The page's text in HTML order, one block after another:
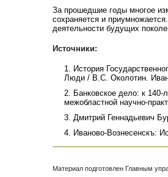
За прошедшие годы многое
сохраняется и
деятельности будущих
Источники:
1. История
Люди / В.С. Околотин.
2. Банковское дело: к
межобластной научно-
3. Дмитрий Геннадьевич
4. Иваново-Вознесенскъ:
Материал подготовлен Главным